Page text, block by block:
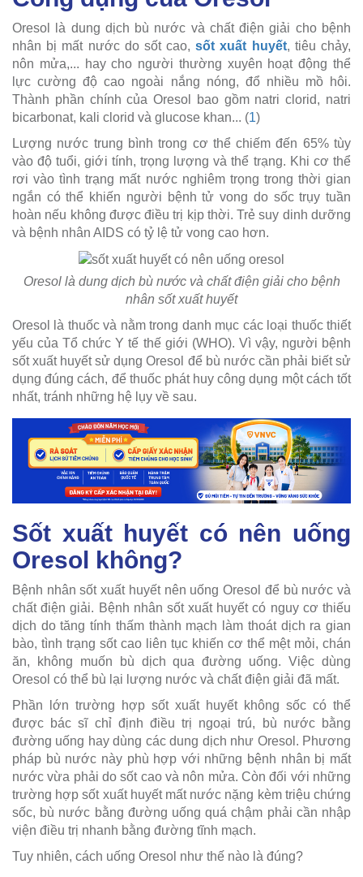
Oresol là dung dịch bù nước và chất điện giải cho bệnh
nhân bị mất nước do sốt cao,sốt xuất huyết, tiêu chảy,
nôn mửa,... hay cho người thường xuyên hoạt động thể
lực cường độ cao ngoài nắng nóng, đổ nhiều mồ hôi.
Thành phần chính của Oresol bao gồm natri clorid, natri
bicarbonat, kali clorid và glucose khan... (1)
Lượng nước trung bình trong cơ thể chiếm đến 65% tùy
vào độ tuổi, giới tính, trọng lượng và thể trạng. Khi cơ thể
rơi vào tình trạng mất nước nghiêm trọng trong thời gian
ngắn có thể khiến người bệnh tử vong do sốc trụy tuần
hoàn nếu không được điều trị kịp thời. Trẻ suy dinh dưỡng
và bệnh nhân AIDS có tỷ lệ tử vong cao hơn.
Oresol là dung dịch bù nước và chất điện giải cho bệnh
nhân sốt xuất huyết
Oresol là thuốc và nằm trong danh mục các loại thuốc thiết
yếu của Tổ chức Y tế thế giới (WHO). Vì vậy, người bệnh
sốt xuất huyết sử dụng Oresol để bù nước cần phải biết sử
dụng đúng cách, để thuốc phát huy công dụng một cách tốt
nhất, tránh những hệ lụy về sau.
Sốt xuất huyết có nên uống
Oresol không?
Bệnh nhân sốt xuất huyết nên uống Oresol để bù nước và
chất điện giải. Bệnh nhân sốt xuất huyết có nguy cơ thiếu
dịch do tăng tính thấm thành mạch làm thoát dịch ra gian
bào, tình trạng sốt cao liên tục khiến cơ thể mệt mỏi, chán
ăn, không muốn bù dịch qua đường uống. Việc dùng
Oresol có thể bù lại lượng nước và chất điện giải đã mất.
Phần lớn trường hợp sốt xuất huyết không sốc có thể
được bác sĩ chỉ định điều trị ngoại trú, bù nước bằng
đường uống hay dùng các dung dịch như Oresol. Phương
pháp bù nước này phù hợp với những bệnh nhân bị mất
nước vừa phải do sốt cao và nôn mửa. Còn đối với những
trường hợp sốt xuất huyết mất nước nặng kèm triệu chứng
sốc, bù nước bằng đường uống quá chậm phải cần nhập
viện điều trị nhanh bằng đường tĩnh mạch.
Tuy nhiên, cách uống Oresol như thế nào là đúng?